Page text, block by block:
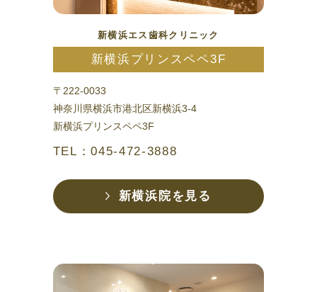
新横浜エス歯科クリニック
新横浜プリンスペペ3F
〒222-0033
神奈川県横浜市港北区新横浜3-4
新横浜プリンスペペ3F
TEL：045-472-3888
新横浜院を見る